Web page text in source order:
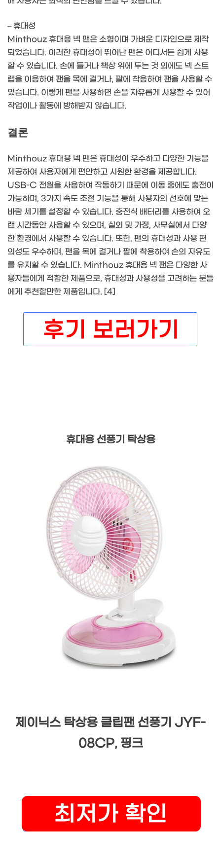
– 휴대성
Minthouz 휴대용 넥 팬은 소형이며 가벼운 디자인으로 제작
되었습니다. 이러한 휴대성이 뛰어난 팬은 어디서든 쉽게 사용
할 수 있습니다. 손에 들거나 책상 위에 두는 것 외에도 넥 스트
랩을 이용하여 팬을 목에 걸거나, 팔에 착용하여 팬을 사용할 수
있습니다. 이렇게 팬을 사용하면 손을 자유롭게 사용할 수 있어
작업이나 활동에 방해받지 않습니다.
결론
Minthouz 휴대용 넥 팬은 휴대성이 우수하고 다양한 기능을
제공하여 사용자에게 편안하고 시원한 환경을 제공합니다.
USB-C 전원을 사용하여 작동하기 때문에 이동 중에도 충전이
가능하며, 3가지 속도 조절 기능을 통해 사용자의 선호에 맞는
바람 세기를 설정할 수 있습니다. 충전식 배터리를 사용하여 오
랜 시간동안 사용할 수 있으며, 실외 및 가정, 사무실에서 다양
한 환경에서 사용할 수 있습니다. 또한, 팬의 휴대성과 사용 편
의성도 우수하며, 팬을 목에 걸거나 팔에 착용하여 손의 자유도
를 유지할 수 있습니다. Minthouz 휴대용 넥 팬은 다양한 사
용자들에게 적합한 제품으로, 휴대성과 사용성을 고려하는 분들
에게 추천할만한 제품입니다. [4]
휴대용 선풍기 탁상용
제이닉스 탁상용 클립팬 선풍기 JYF-
08CP, 핑크